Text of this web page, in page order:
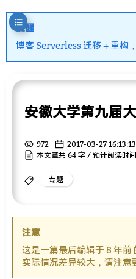
提醒
博客 Serverless 迁移 + 重构
972 2017-03-27 16:13:13
本文章共 64 字 / 预计阅读时
专题
注意
这是一篇最后编辑于 8 年
实际情况差异较大，请注意